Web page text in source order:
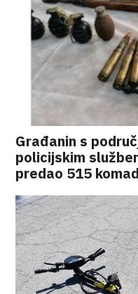
Građanin s
policijskim
predao 515